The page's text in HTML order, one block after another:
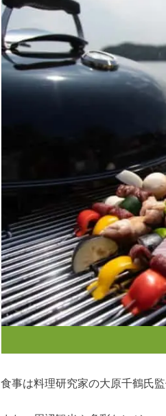
食事は料理研究家の大原千鶴氏